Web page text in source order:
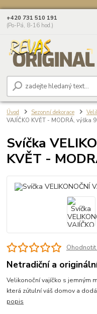
+420 731 510 191
(Po-Pá, 8-16 hod.)
Úvod Sezonní dekorace
VAJÍČKO KVĚT - MODRÁ, výška
Svíčka
KVĚT -
Netradiční a
Velikonoční vajíčko s jemným
která zútulní váš domov a
popis